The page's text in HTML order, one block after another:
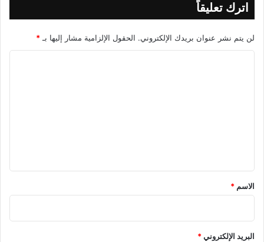
اترك تعليقاً
لن يتم نشر عنوان بريدك الإلكتروني. الحقول الإلزامية مشار إليها بـ *
*
الاسم *
البريد الإلكتروني*